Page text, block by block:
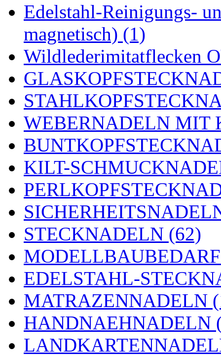
Edelstahl-Reinigungs-
magnetisch) (1)
Wildlederimitatflecken
WEBERNADELN MIT
KILT-
STECKNADELN (62)
EDELSTAHL-
MATRAZENNADELN
HANDNAEHNADELN